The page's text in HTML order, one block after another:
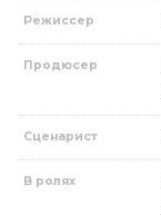
Режиссер
Продюсер
Сценарист
В ролях